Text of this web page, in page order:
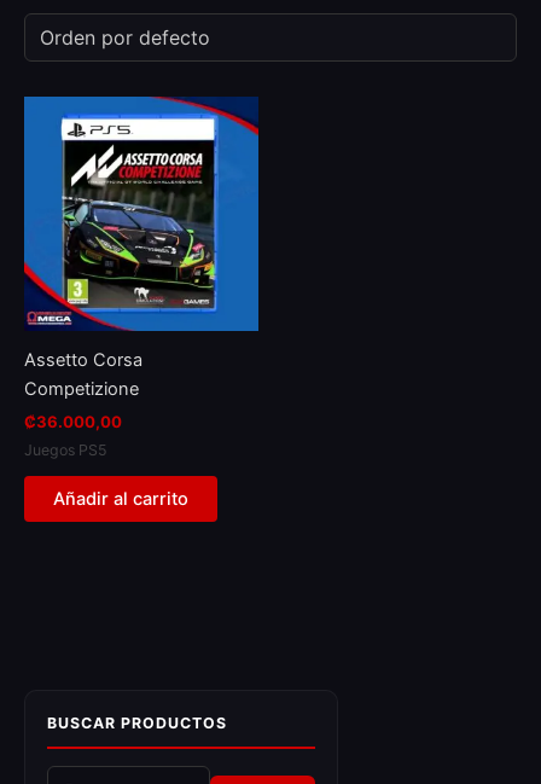
BUSCAR PRODUCTOS
Assetto Corsa
Competizione
₡36.000,00
Juegos PS5
Añadir al carrito